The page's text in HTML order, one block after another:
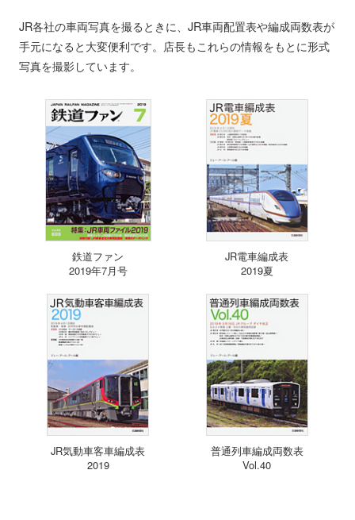
JR各社の車両写真を撮るときに、JR車両配置表や編成両数表が
手元になると大変便利です。店長もこれらの情報をもとに形式
写真を撮影しています。
鉄道ファン
2019年7月号
JR電車編成表
2019夏
JR気動車客車編成表
2019
普通列車編成両数表
Vol.40